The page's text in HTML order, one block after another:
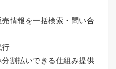
情報を一括検索・問い合
行
分割払いできる仕組み提供